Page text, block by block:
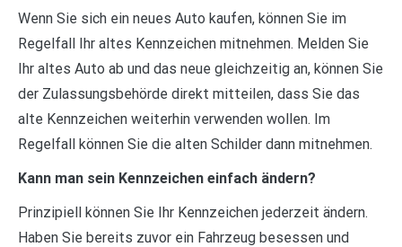
Wenn Sie sich ein neues Auto kaufen, können Sie im
Regelfall Ihr altes Kennzeichen mitnehmen. Melden Sie
Ihr altes Auto ab und das neue gleichzeitig an, können Sie
der Zulassungsbehörde direkt mitteilen, dass Sie das
alte Kennzeichen weiterhin verwenden wollen. Im
Regelfall können Sie die alten Schilder dann mitnehmen.
Kann man sein Kennzeichen einfach ändern?
Prinzipiell können Sie Ihr Kennzeichen jederzeit ändern.
Haben Sie bereits zuvor ein Fahrzeug besessen und